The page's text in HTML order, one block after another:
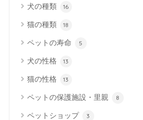
犬の種類 16
猫の種類 18
ペットの寿命 5
犬の性格 13
猫の性格 13
ペットの保護施設・里親 8
ペットショップ 3